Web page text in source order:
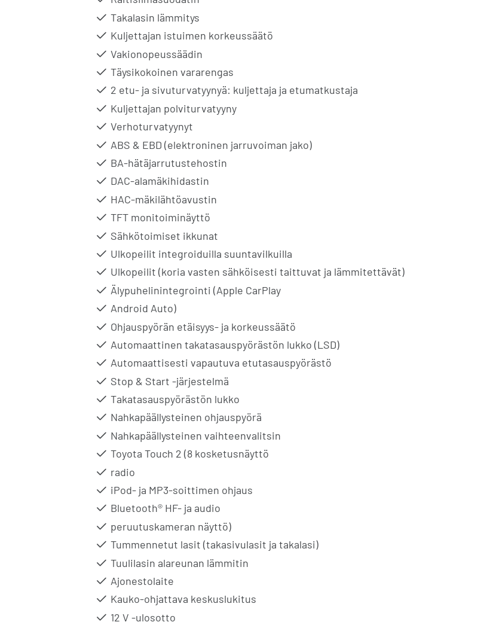
Takalasin lämmitys
Kuljettajan istuimen korkeussäätö
Vakionopeussäädin
Täysikokoinen vararengas
2 etu- ja sivuturvatyynyä: kuljettaja ja etumatkustaja
Kuljettajan polviturvatyyny
Verhoturvatyynyt
ABS & EBD (elektroninen jarruvoiman jako)
BA-hätäjarrutustehostin
DAC-alamäkihidastin
HAC-mäkilähtöavustin
TFT monitoiminäyttö
Sähkötoimiset ikkunat
Ulkopeilit integroiduilla suuntavilkuilla
Ulkopeilit (koria vasten sähköisesti taittuvat ja lämmitettävät)
Älypuhelinintegrointi (Apple CarPlay
Android Auto)
Ohjauspyörän etäisyys- ja korkeussäätö
Automaattinen takatasauspyörästön lukko (LSD)
Automaattisesti vapautuva etutasauspyörästö
Stop & Start -järjestelmä
Takatasauspyörästön lukko
Nahkapäällysteinen ohjauspyörä
Nahkapäällysteinen vaihteenvalitsin
Toyota Touch 2 (8 kosketusnäyttö
radio
iPod- ja MP3-soittimen ohjaus
Bluetooth® HF- ja audio
peruutuskameran näyttö)
Tummennetut lasit (takasivulasit ja takalasi)
Tuulilasin alareunan lämmitin
Ajonestolaite
Kauko-ohjattava keskuslukitus
12 V -ulosotto